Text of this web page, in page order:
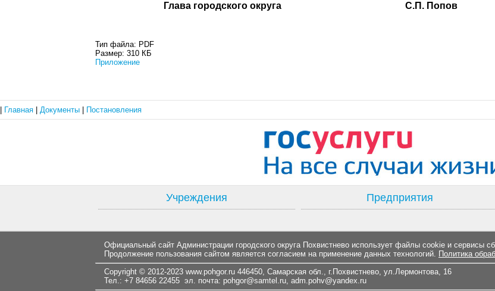
Глава городского округа С.П. Попов
Тип файла: PDF
Размер: 310 КБ
Приложение
Главная Документы Постановления
Учреждения Предприятия
Официальный сайт Администрации городского округа Похвистнево использует файлы cookie и сервисы
Продолжение пользования сайтом является согласием на применение данных технологий. Политика
Copyright © 2012-2023 www.pohgor.ru 446450, Самарская обл., г.Похвистнево, ул.Лермонтова, 16
Тел.: +7 84656 22455 эл. почта: pohgor@samtel.ru, adm.pohv@yandex.ru